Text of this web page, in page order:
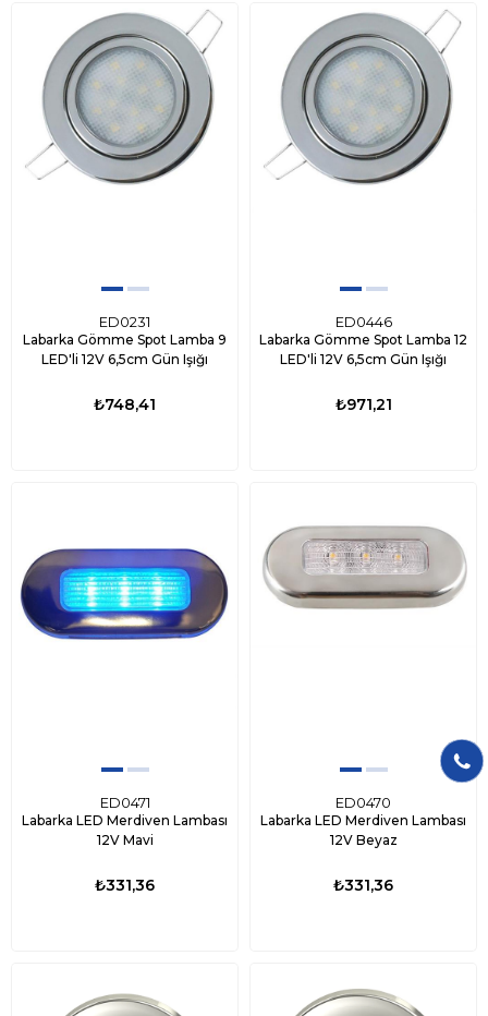
ED0231
Labarka Gömme Spot Lamba 9
LED'li 12V 6,5cm Gün Işığı
₺748,41
ED0446
Labarka Gömme Spot Lamba 12
LED'li 12V 6,5cm Gün Işığı
₺971,21
ED0471
Labarka LED Merdiven Lambası
12V Mavi
₺331,36
ED0470
Labarka LED Merdiven Lambası
12V Beyaz
₺331,36